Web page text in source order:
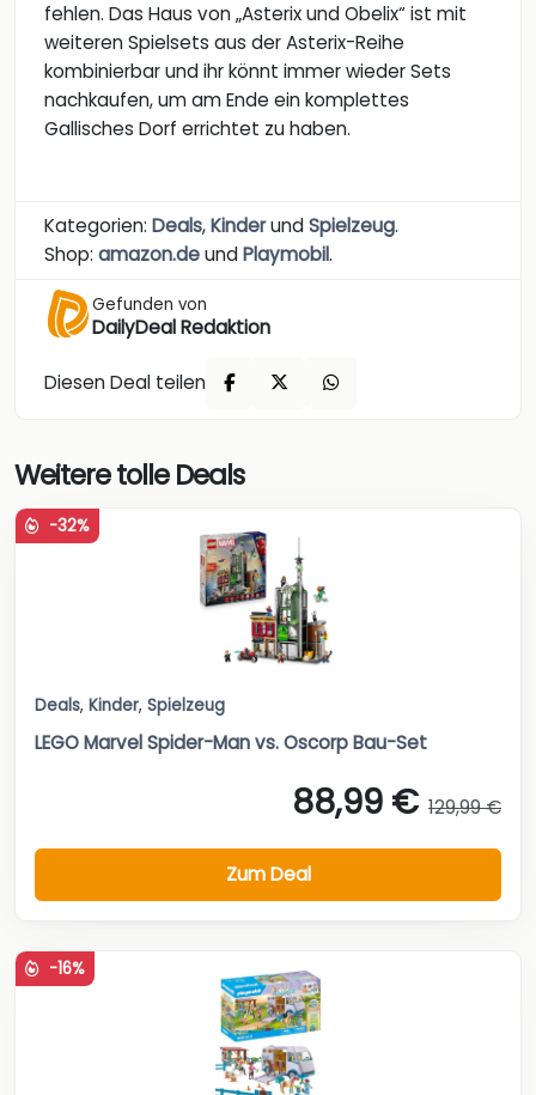
fehlen. Das Haus von „Asterix und Obelix“ ist mit
weiteren Spielsets aus der Asterix-Reihe
kombinierbar und ihr könnt immer wieder Sets
nachkaufen, um am Ende ein komplettes
Gallisches Dorf errichtet zu haben.
Kategorien: Deals,KinderundSpielzeug.
Shop: amazon.deundPlaymobil.
Gefunden von
DailyDeal Redaktion
Diesen Deal teilen
Weitere tolle Deals
-32%
Deals, Kinder, Spielzeug
LEGO Marvel Spider-Man vs. Oscorp Bau-Set
88,99 € 129,99 €
Zum Deal
-16%